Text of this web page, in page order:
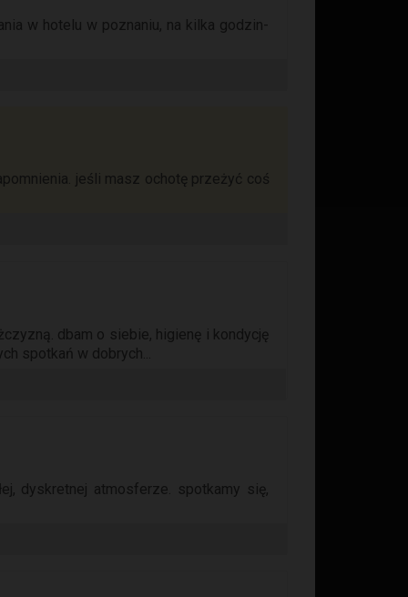
w hotelu w poznaniu, na kilka godzin-
jeśli masz ochotę przeżyć coś
dbam o siebie, higienę i kondycję
spotkań w dobrych...
dyskretnej atmosferze. spotkamy się,